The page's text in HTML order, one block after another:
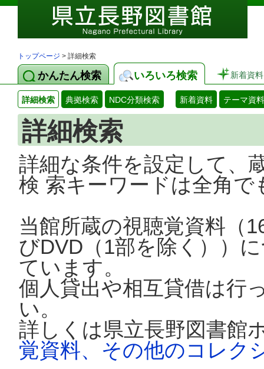
トップページ > 詳細検索
かんたん検索 いろいろ検索 新着資料
詳細検索 典拠検索 NDC分類検索 新着資料 テーマ資料
詳細検索
詳細な条件を設定して、
検 索キーワードは全角
当館所蔵の視聴覚資料（
びDVD（1部を除く））
ています。
個人貸出や相互貸借は行
い。
詳しくは県立長野図書館
覚資料、その他のコレク